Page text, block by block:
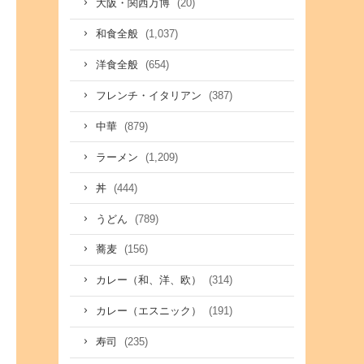
大阪・関西万博 (20)
和食全般 (1,037)
洋食全般 (654)
フレンチ・イタリアン (387)
中華 (879)
ラーメン (1,209)
丼 (444)
うどん (789)
蕎麦 (156)
カレー（和、洋、欧） (314)
カレー（エスニック） (191)
寿司 (235)